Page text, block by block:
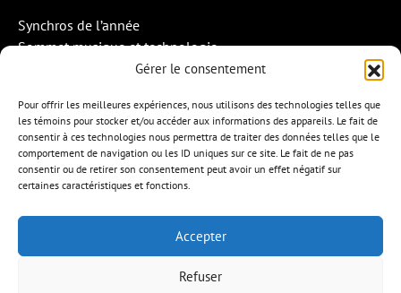
Gérer le consentement
Pour offrir les meilleures expériences, nous utilisons des technologies telles que
les témoins pour stocker et/ou accéder aux informations des appareils. Le fait de
consentir à ces technologies nous permettra de traiter des données telles que le
comportement de navigation ou les ID uniques sur ce site. Le fait de ne pas
consentir ou de retirer son consentement peut avoir un effet négatif sur
certaines caractéristiques et fonctions.
Accepter
Refuser
Synchros de l’année
Sommet musique et technologie
Quand la musique rencontre l’image
Missions d’export
Contact
L’ÉDITION MUSICALE